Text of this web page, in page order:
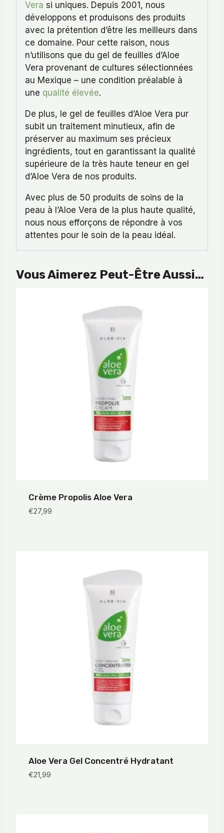
Vera si uniques. Depuis 2001, nous
développons et produisons des produits
avec la prétention d’être les meilleurs dans
ce domaine. Pour cette raison, nous
n’utilisons que du gel de feuilles d’Aloe
Vera provenant de cultures sélectionnées
au Mexique – une condition préalable à
une qualité élevée.
De plus, le gel de feuilles d’Aloe Vera pur
subit un traitement minutieux, afin de
préserver au maximum ses précieux
ingrédients, tout en garantissant la qualité
supérieure de la très haute teneur en gel
d’Aloe Vera de nos produits.
Avec plus de 50 produits de soins de la
peau à l’Aloe Vera de la plus haute qualité,
nous nous efforçons de répondre à vos
attentes pour le soin de la peau idéal.
Vous Aimerez Peut-Être Aussi…
Crème Propolis Aloe Vera
€27,99
Aloe Vera Gel Concentré Hydratant
€21,99